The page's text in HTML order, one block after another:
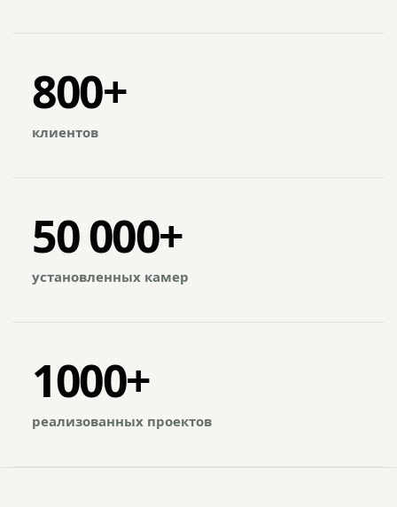
800+
клиентов
50 000+
установленных камер
1000+
реализованных проектов